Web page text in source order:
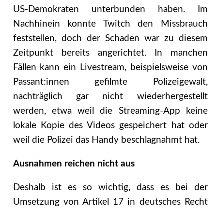
US-Demokraten unterbunden haben. Im
Nachhinein konnte Twitch den Missbrauch
feststellen, doch der Schaden war zu diesem
Zeitpunkt bereits angerichtet. In manchen
Fällen kann ein Livestream, beispielsweise von
Passant:innen gefilmte Polizeigewalt,
nachträglich gar nicht wiederhergestellt
werden, etwa weil die Streaming-App keine
lokale Kopie des Videos gespeichert hat oder
weil die Polizei das Handy beschlagnahmt hat.
Ausnahmen reichen nicht aus
Deshalb ist es so wichtig, dass es bei der
Umsetzung von Artikel 17 in deutsches Recht